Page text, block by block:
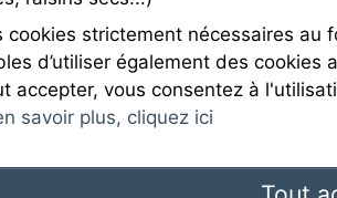
cookies strictement nécessaires
d’utiliser également des
accepter, vous consentez à
savoir plus, cliquez ici